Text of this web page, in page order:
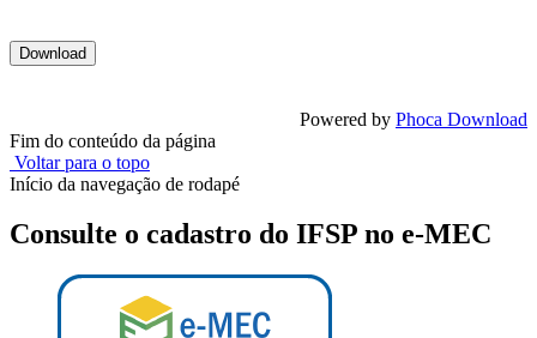
Powered by Phoca Download
Fim do conteúdo da página
Voltar para o topo
Início da navegação de rodapé
Consulte o cadastro do IFSP no e-MEC